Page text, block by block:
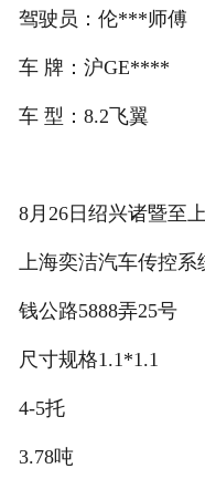
驾驶员：伦***师傅
车 牌：沪GE****
车 型：8.2飞翼
8月26日绍兴诸暨至
上海奕洁汽车传控
钱公路5888弄25号
尺寸规格1.1*1.1
4-5托
3.78吨